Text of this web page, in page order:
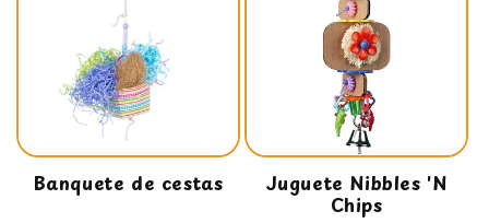
Banquete de cestas
Juguete Nibbles 'N
Chips